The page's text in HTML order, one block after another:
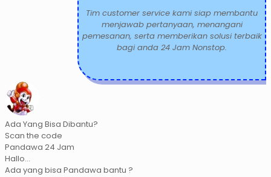
Tim customer service kami siap membantu
menjawab pertanyaan, menangani
pemesanan, serta memberikan solusi terbaik
bagi anda 24 Jam Nonstop.
Ada Yang Bisa Dibantu?
Scan the code
Pandawa 24 Jam
Hallo...
Ada yang bisa Pandawa bantu ?